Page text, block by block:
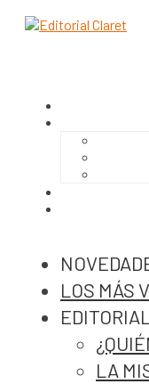
LOS MÁS
EDITORIAL
LA